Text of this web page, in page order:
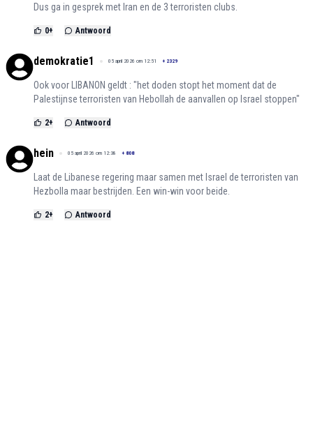
Dus ga in gesprek met Iran en de 3 terroristen clubs.
0+ Antwoord
demokratie1 05 april 2026 om 12:51 + 2329
Ook voor LIBANON geldt : "het doden stopt het moment dat de
Palestijnse terroristen van Hebollah de aanvallen op Israel stoppen"
2+ Antwoord
hein 05 april 2026 om 12:38 + 808
Laat de Libanese regering maar samen met Israel de terroristen van
Hezbolla maar bestrijden. Een win-win voor beide.
2+ Antwoord